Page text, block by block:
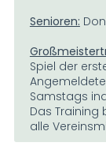
Senioren:
Spiel der
Samstags
Das Training
alle